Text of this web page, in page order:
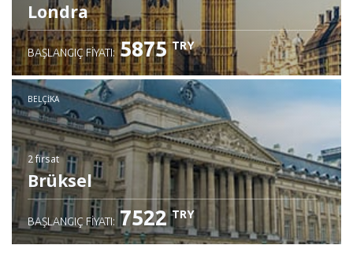
Londra
BAŞLANGIÇ FIYATI: 5875 TRY
BELÇIKA
2 fırsat
Brüksel
BAŞLANGIÇ FIYATI: 7522 TRY